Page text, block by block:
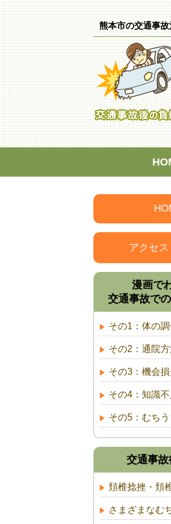
熊本市の交通事
アクセ
漫画で
交通事故で
その1：体の調
その2：通院方
その3：機会損
その4：知識不
その5：むちう
交通事
頚椎捻挫・頚
さまざまなむ